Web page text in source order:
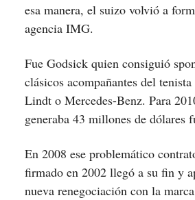
esa manera, el suizo volvió a
agencia IMG.
Fue Godsick quien consiguió
clásicos acompañantes del
Lindt o Mercedes-Benz. Para
generaba 43 millones de dólares
En 2008 ese problemático
firmado en 2002 llegó a su fin y
nueva renegociación con la